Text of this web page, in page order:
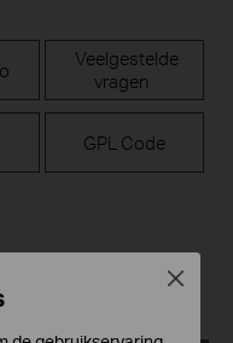
Veelgestelde
vragen
GPL Code
Close